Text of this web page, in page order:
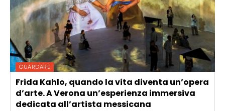
GUARDARE
Frida Kahlo, quando la vita diventa un’opera
d’arte. A Verona un’esperienza immersiva
dedicata all’artista messicana